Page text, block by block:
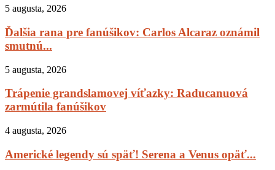
5 augusta, 2026
Ďalšia rana pre fanúšikov: Carlos Alcaraz oznámil
smutnú...
5 augusta, 2026
Trápenie grandslamovej víťazky: Raducanuová
zarmútila fanúšikov
4 augusta, 2026
Americké legendy sú späť! Serena a Venus opäť...